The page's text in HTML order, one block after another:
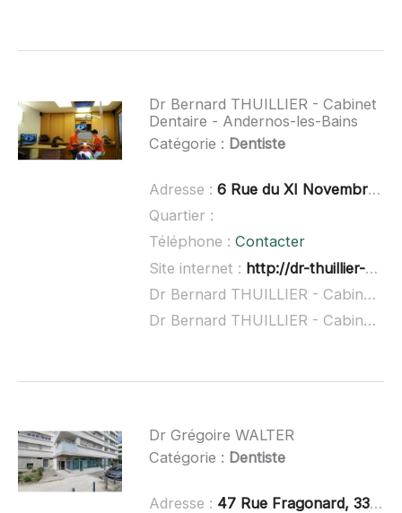
Dr Bernard THUILLIER - Cabinet
Dentaire - Andernos-les-Bains
Catégorie : Dentiste
Adresse : 6 Rue du XI Novembre, 33510 Andernos-les-Bains
Quartier :
Téléphone : Contacter
Site internet : http://dr-thuillier-bernard.chirurgiens-dentistes.fr/
Dr Bernard THUILLIER - Cabinet Dentaire - Andernos-les-Bains à domicile :
Dr Bernard THUILLIER - Cabinet Dentaire - Andernos-les-Bains ouvert dimanche :
Dr Grégoire WALTER
Catégorie : Dentiste
Adresse : 47 Rue Fragonard, 33520 Bruges